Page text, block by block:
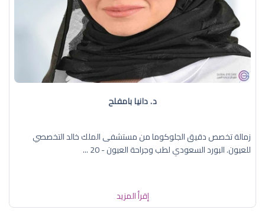
د. دانيا بامفلح
زمالة تخصص دقيق الجلوكوما من مستشفى الملك خالد التخصصي
للعيون. البورد السعودي لطب وجراحة العيون - 20 ...
إقرأ المزيد